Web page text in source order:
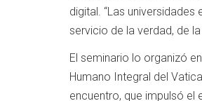
digital. “Las
servicio de la verdad, de
El seminario lo organizó
Humano Integral del
encuentro, que impulsó el